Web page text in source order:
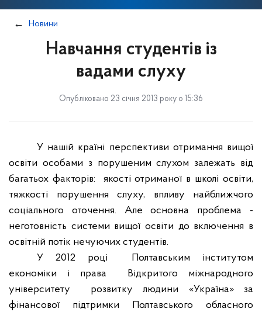
Новини
Навчання студентів із
вадами слуху
Опубліковано 23 січня 2013 року о 15:36
У нашій країні перспективи отримання вищої
освіти особами з порушеним слухом залежать від
багатьох факторів:
якості отриманої в школі освіти,
тяжкості порушення слуху, впливу найближчого
соціального оточення. Але основна проблема -
неготовність системи вищої освіти до включення в
освітній потік нечуючих студентів.
У 2012 році
Полтавським інститутом
економіки і права
Відкритого міжнародного
університету
розвитку людини «Україна» за
фінансової підтримки Полтавського обласного